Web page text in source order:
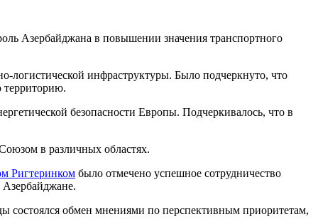
Азербайджана в повышении значения транспортного
логистической инфраструктуры. Было подчеркнуто, что
территорию.
безопасности Европы. Подчеркивалось, что в
в различных областях.
Ригтеринком было отмечено успешное сотрудничество
состоялся обмен мнениями по перспективным приоритетам,